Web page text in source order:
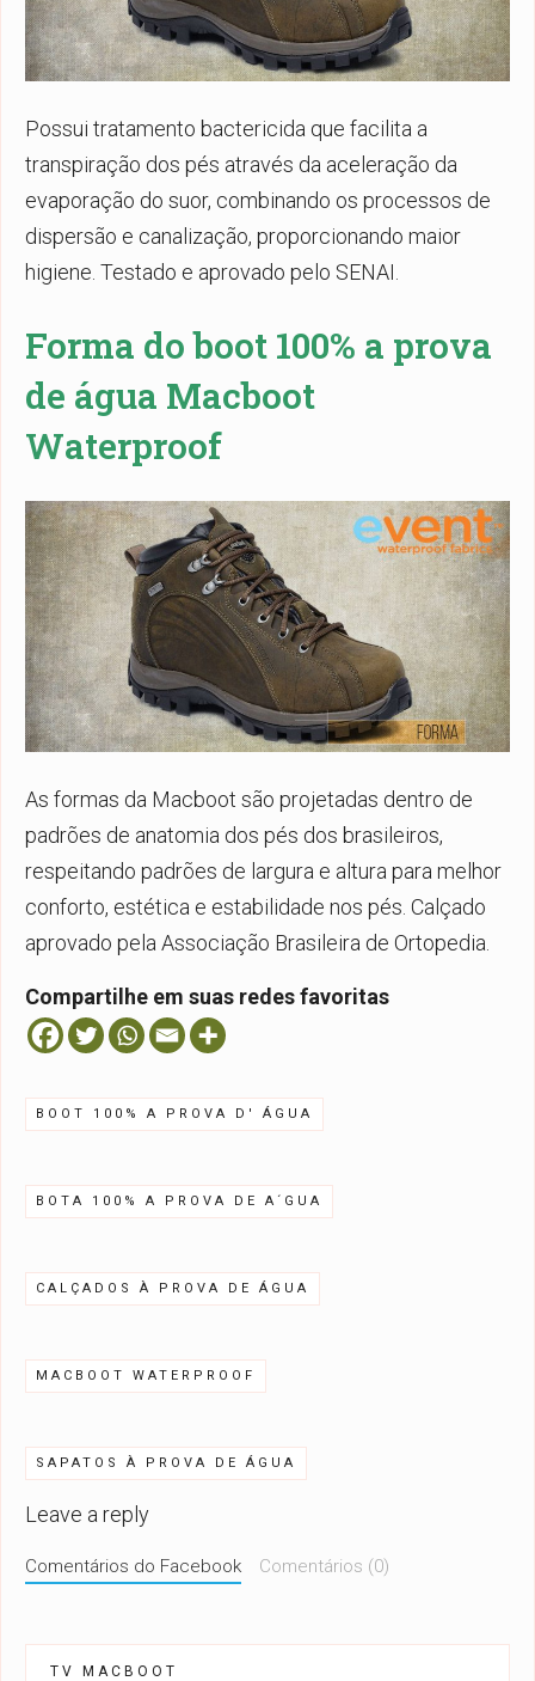
Possui tratamento bactericida que facilita a
transpiração dos pés através da aceleração da
evaporação do suor, combinando os processos de
dispersão e canalização, proporcionando maior
higiene. Testado e aprovado pelo SENAI.
Forma do boot 100% a prova
de água Macboot
Waterproof
As formas da Macboot são projetadas dentro de
padrões de anatomia dos pés dos brasileiros,
respeitando padrões de largura e altura para melhor
conforto, estética e estabilidade nos pés. Calçado
aprovado pela Associação Brasileira de Ortopedia.
Compartilhe em suas redes favoritas
BOOT 100% A PROVA D' ÁGUA
BOTA 100% A PROVA DE A´GUA
CALÇADOS À PROVA DE ÁGUA
MACBOOT WATERPROOF
SAPATOS À PROVA DE ÁGUA
Leave a reply
Comentários do Facebook Comentários (0)
TV MACBOOT